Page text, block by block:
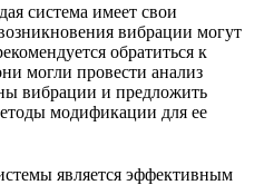
система имеет свои
вибрации могут
обратиться к
могли провести анализ
вибрации и предложить
модификации для ее
является эффективным